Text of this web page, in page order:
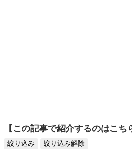
【この記事で紹介するのはこち
絞り込み
絞り込み解除